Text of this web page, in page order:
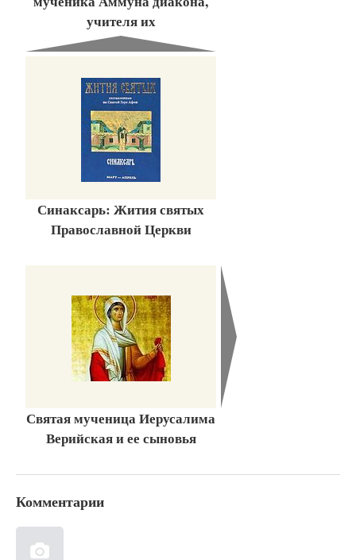
учителя их
Синаксарь: Жития святых
Православной Церкви
Святая мученица Иерусалима
Верийская и ее сыновья
Комментарии